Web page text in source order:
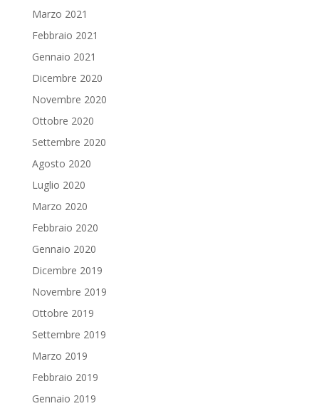
Marzo 2021
Febbraio 2021
Gennaio 2021
Dicembre 2020
Novembre 2020
Ottobre 2020
Settembre 2020
Agosto 2020
Luglio 2020
Marzo 2020
Febbraio 2020
Gennaio 2020
Dicembre 2019
Novembre 2019
Ottobre 2019
Settembre 2019
Marzo 2019
Febbraio 2019
Gennaio 2019